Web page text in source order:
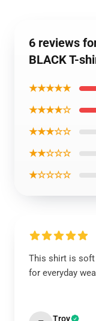
6 reviews
BLACK T-
★★★★★
★★★★☆
★★★☆☆
★★☆☆☆
★☆☆☆☆
This shirt is soft
for everyday
Troy